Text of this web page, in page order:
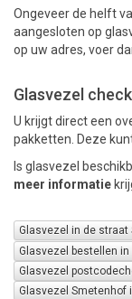
Ongeveer de helft
aangesloten op
op uw adres, voer
Glasvezel
U krijgt direct een
pakketten. Deze
Is glasvezel
meer informatie
Glasvezel in de straat
Glasvezel bestellen
Glasvezel
Glasvezel Smetenhof